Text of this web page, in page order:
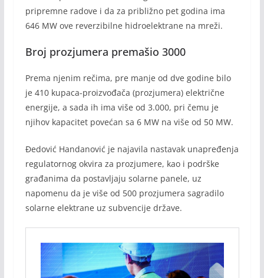
pripremne radove i da za približno pet godina ima
646 MW ove reverzibilne hidroelektrane na mreži.
Broj prozjumera premašio 3000
Prema njenim rečima, pre manje od dve godine bilo
je 410 kupaca-proizvođača (prozjumera) električne
energije, a sada ih ima više od 3.000, pri čemu je
njihov kapacitet povećan sa 6 MW na više od 50 MW.
Đedović Handanović je najavila nastavak unapređenja
regulatornog okvira za prozjumere, kao i podrške
građanima da postavljaju solarne panele, uz
napomenu da je više od 500 prozjumera sagradilo
solarne elektrane uz subvencije države.